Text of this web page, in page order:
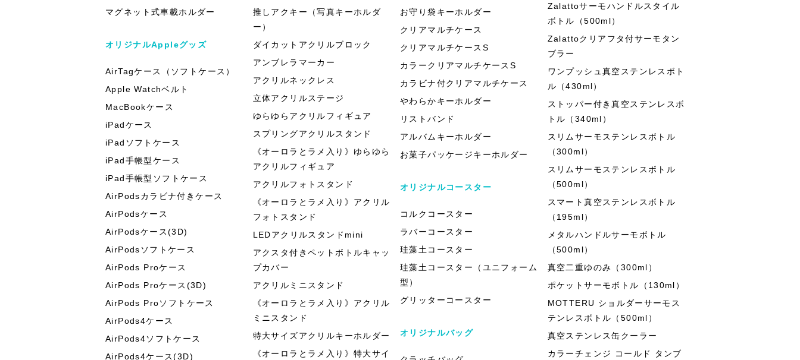
マグネット式車載ホルダー
オリジナルAppleグッズ
AirTagケース（ソフトケース）
Apple Watchベルト
MacBookケース
iPadケース
iPadソフトケース
iPad手帳型ケース
iPad手帳型ソフトケース
AirPodsカラビナ付きケース
AirPodsケース
AirPodsケース(3D)
AirPodsソフトケース
AirPods Proケース
AirPods Proケース(3D)
AirPods Proソフトケース
AirPods4ケース
AirPods4ソフトケース
AirPods4ケース(3D)
推しアクキー（写真キーホルダ
ー）
ダイカットアクリルブロック
アンブレラマーカー
アクリルネックレス
立体アクリルステージ
ゆらゆらアクリルフィギュア
スプリングアクリルスタンド
《オーロラとラメ入り》ゆらゆら
アクリルフィギュア
アクリルフォトスタンド
《オーロラとラメ入り》アクリル
フォトスタンド
LEDアクリルスタンドmini
アクスタ付きペットボトルキャッ
プカバー
アクリルミニスタンド
《オーロラとラメ入り》アクリル
ミニスタンド
特大サイズアクリルキーホルダー
《オーロラとラメ入り》特大サイ
お守り袋キーホルダー
クリアマルチケース
クリアマルチケースS
カラークリアマルチケースS
カラビナ付クリアマルチケース
やわらかキーホルダー
リストバンド
アルバムキーホルダー
お菓子パッケージキーホルダー
オリジナルコースター
コルクコースター
ラバーコースター
珪藻土コースター
珪藻土コースター（ユニフォーム
型）
グリッターコースター
オリジナルバッグ
Zalattoサーモハンドルスタイル
ボトル（500ml）
Zalattoクリアフタ付サーモタン
ブラー
ワンプッシュ真空ステンレスボト
ル（430ml）
ストッパー付き真空ステンレスボ
トル（340ml）
スリムサーモステンレスボトル
（300ml）
スリムサーモステンレスボトル
（500ml）
スマート真空ステンレスボトル
（195ml）
メタルハンドルサーモボトル
（500ml）
真空二重ゆのみ（300ml）
ポケットサーモボトル（130ml）
MOTTERU ショルダーサーモス
テンレスボトル（500ml）
真空ステンレス缶クーラー
カラーチェンジ コールド タンブ